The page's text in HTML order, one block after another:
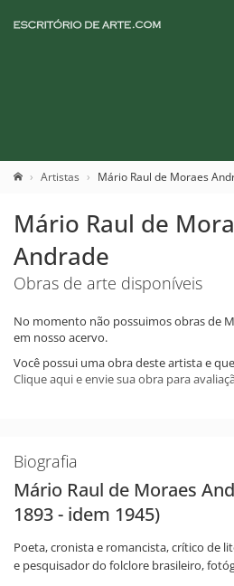
Artistas Mário Raul de Moraes
Mário Raul de
Andrade
Obras de arte disponíveis
No momento não possuimos obras de
em nosso acervo.
Você possui uma obra deste artista e
Clique aqui e envie sua obra para
Biografia
Mário Raul de Moraes
1893 - idem 1945)
Poeta, cronista e romancista, crítico de
e pesquisador do folclore brasileiro,